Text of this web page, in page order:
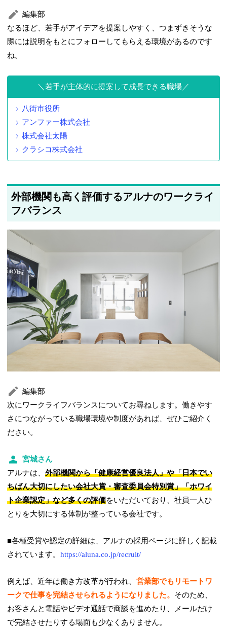
編集部
なるほど、若手がアイデアを提案しやすく、つまずきそうな
際には説明をもとにフォローしてもらえる環境があるのです
ね。
若手が主体的に提案して成長できる職場
八街市役所
アンファー株式会社
株式会社太陽
クラシコ株式会社
外部機関も高く評価するアルナのワークライ
フバランス
編集部
次にワークライフバランスについてお尋ねします。働きやす
さにつながっている職場環境や制度があれば、ぜひご紹介く
ださい。
宮城さん
アルナは、外部機関から「健康経営優良法人」や「日本でい
ちばん大切にしたい会社大賞・審査委員会特別賞」「ホワイ
ト企業認定」など多くの評価をいただいており、社員一人ひ
とりを大切にする体制が整っている会社です。
■各種受賞や認定の詳細は、アルナの採用ページに詳しく記載
されています。https://aluna.co.jp/recruit/
例えば、近年は働き方改革が行われ、営業部でもリモートワ
ークで仕事を完結させられるようになりました。 そのため、
お客さんと電話やビデオ通話で商談を進めたり、メールだけ
で完結させたりする場面も少なくありません。